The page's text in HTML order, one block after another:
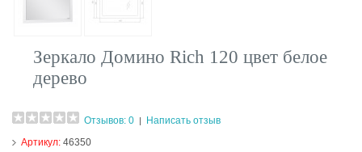
Зеркало Домино Rich 120 цвет белое
дерево
Отзывов: 0
Написать отзыв
Артикул:46350